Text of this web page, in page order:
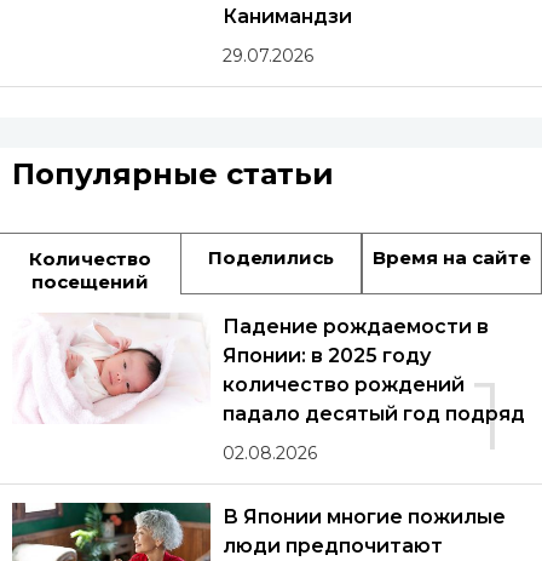
Канимандзи
29.07.2026
Популярные статьи
Количество
посещений
Поделились Время на сайте
1
Падение рождаемости в
Японии: в 2025 году
количество рождений
падало десятый год подряд
02.08.2026
В Японии многие пожилые
люди предпочитают